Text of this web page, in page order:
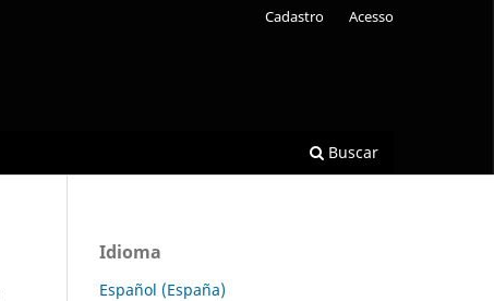
Buscar
Cadastro Acesso
Idioma
Español (España)